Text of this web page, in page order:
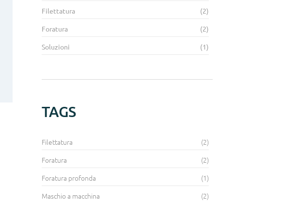
Filettatura (2)
Foratura (2)
Soluzioni (1)
TAGS
Filettatura
(2)
Foratura
(2)
Foratura profonda
(1)
Maschio a macchina
(2)